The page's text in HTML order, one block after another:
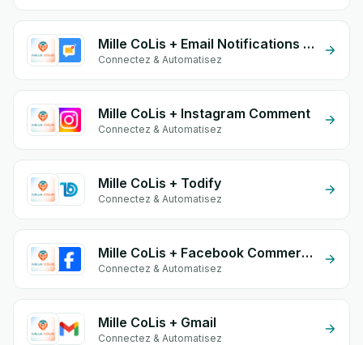
Mille CoLis + Email Notifications by eGrow
Connectez & Automatisez
Mille CoLis + Instagram Comment
Connectez & Automatisez
Mille CoLis + Todify
Connectez & Automatisez
Mille CoLis + Facebook Commerce
Connectez & Automatisez
Mille CoLis + Gmail
Connectez & Automatisez